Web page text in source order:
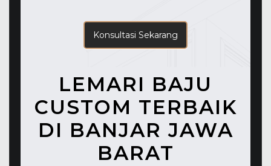
Konsultasi Sekarang
LEMARI BAJU
CUSTOM TERBAIK
DI BANJAR JAWA
BARAT